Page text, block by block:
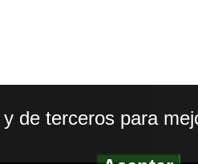
de terceros para